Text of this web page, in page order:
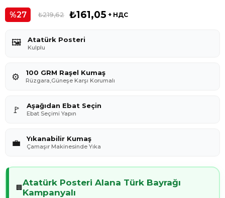
27 ₺219,62 ₺161,05 + НДС
🖼️ Atatürk Posteri
Kulplu
⚙️ 100 GRM Raşel Kumaş
Rüzgara,Güneşe Karşı Korumalı
🚩 Aşağıdan Ebat Seçin
Ebat Seçimi Yapın
💼 Yıkanabilir Kumaş
Çamaşır Makinesinde Yıka
🏢Atatürk Posteri Alana Türk Bayrağı
Kampanyalı